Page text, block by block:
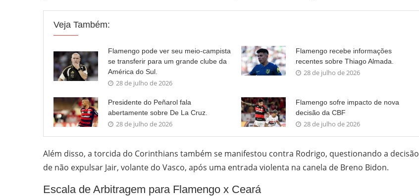
Veja Também:
Flamengo pode ver seu meio-campista
se transferir para um grande clube da
América do Sul.
28 de julho de 2026
Flamengo recebe informações
recentes sobre Thiago Almada.
28 de julho de 2026
Presidente do Peñarol fala
abertamente sobre De La Cruz.
28 de julho de 2026
Flamengo sofre impacto de nova
decisão da CBF
28 de julho de 2026
Além disso, a torcida do Corinthians também se manifestou contra Rodrigo, questionando a decisão
de não expulsar Jair, volante do Vasco, após uma entrada violenta na canela de Breno Bidon.
Escala de Arbitragem para Flamengo x Ceará